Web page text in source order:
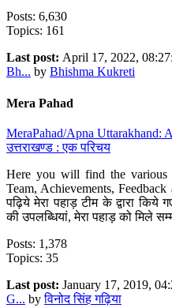
Posts: 6,630
Topics: 161
Last post: April 17, 2022,
Bh... by Bhishma Kukreti
Mera Pahad
MeraPahad/Apna Uttarakhand:
उत्तराखण्ड : एक परिचय
Here you will find the various
Team, Achievements,
पढ़िये मेरा पहाड़ टीम के द्वारा किये
की उपलब्धियां, मेरा पहाड़ को मिले
Posts: 1,378
Topics: 35
Last post: January 17, 2019,
G... byविनोद सिंह गढ़िया